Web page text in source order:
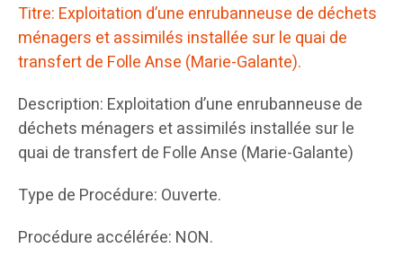
Titre: Exploitation d’une enrubanneuse de déchets
ménagers et assimilés installée sur le quai de
transfert de Folle Anse (Marie-Galante).
Description: Exploitation d’une enrubanneuse de
déchets ménagers et assimilés installée sur le
quai de transfert de Folle Anse (Marie-Galante)
Type de Procédure: Ouverte.
Procédure accélérée: NON.